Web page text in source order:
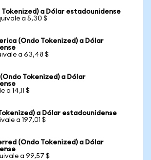
Tokenized) a Dólar estadounidense
a 5,30 $
(Ondo Tokenized) a Dólar
a 63,48 $
Tokenized) a Dólar
a 14,11 $
a Dólar estadounidense
a 197,01 $
(Ondo Tokenized) a Dólar
a 99,57 $